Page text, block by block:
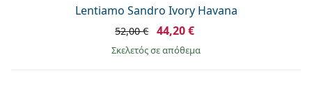
Lentiamo Sandro Ivory Havana
52,00 € 44,20 €
σκελετός σε απόθεμα